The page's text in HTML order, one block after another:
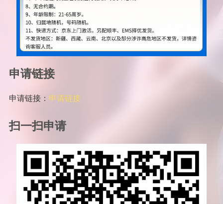
申请链接
申请链接： 申请链接
扫一扫申请